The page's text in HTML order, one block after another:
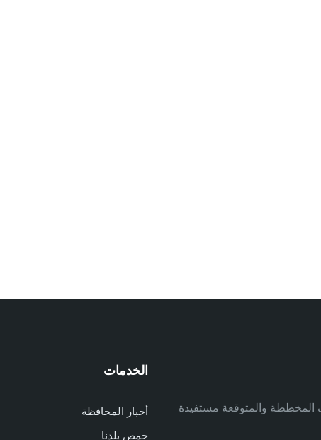
المخططة والمتوقعة مستفيدة
الخدمات
أخبار المحافظة
حمص بلدنا